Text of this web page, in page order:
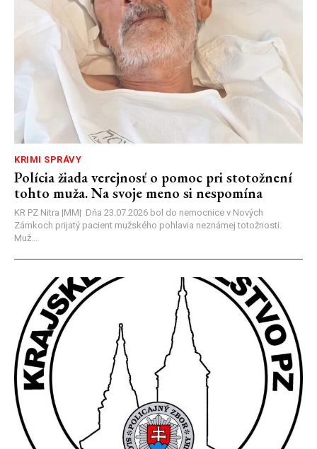
KRIMI SPRÁVY
Polícia žiada verejnosť o pomoc pri stotožnení
tohto muža. Na svoje meno si nespomína
KR PZ Nitra |MM| Dňa 23.07.2026 bol do nemocnice v Nových
Zámkoch prijatý pacient mužského pohlavia neznámej totožnosti.
Muž...